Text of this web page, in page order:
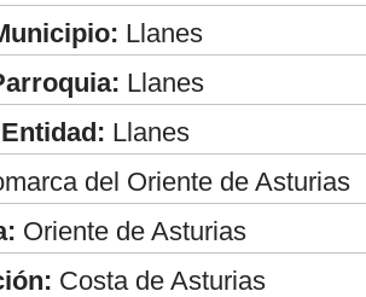
Llanes
Llanes
Entidad: Llanes
del Oriente de Asturias
Oriente de Asturias
Costa de Asturias